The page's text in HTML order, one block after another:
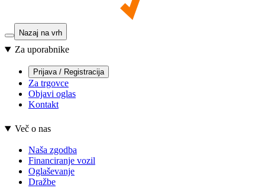
Nazaj na vrh
Za uporabnike
Prijava / Registracija
Za trgovce
Objavi oglas
Kontakt
Več o nas
Naša zgodba
Financiranje vozil
Oglaševanje
Dražbe